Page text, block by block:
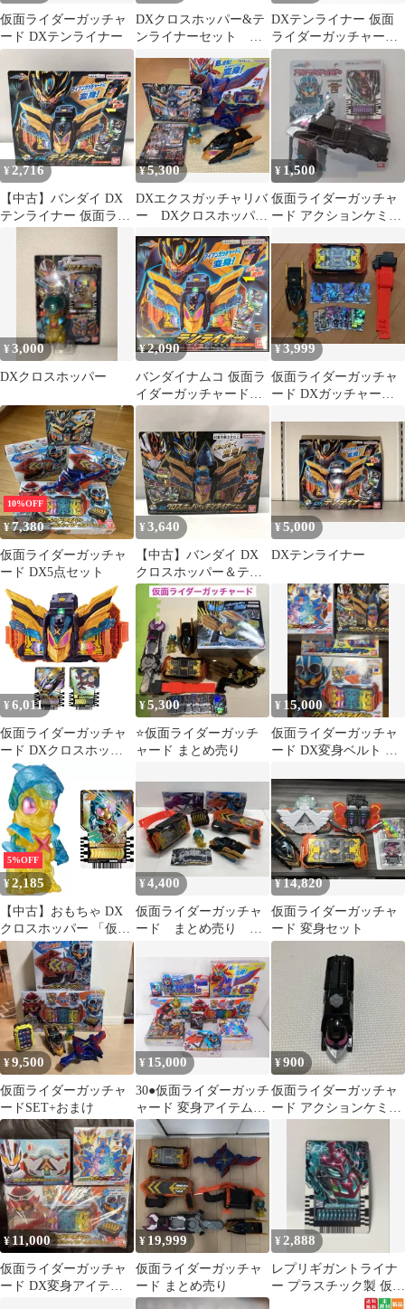
仮面ライダーガッチャ
ード DXテンライナー
DXクロスホッパー&テ
ンライナーセット 仮
DXテンライナー 仮面
ライダーガッチャード
完成トイ バンダイ
¥ 2,716
【中古】バンダイ DX
テンライナー 仮面ライ
¥5,300
DXエクスガッチャリバ
ー DXクロスホッパ
とめ売り
¥ 1,500
仮面ライダーガッチャ
ード アクションケミー
BANDAI
¥3,000
DXクロスホッパー
¥2,090
バンダイナムコ 仮面ラ
イダーガッチャード
DXテンライナー
¥3,999
仮面ライダーガッチャ
ード DXガッチャード
10%OFF
¥7,380
仮面ライダーガッチャ
ード DX5点セット
¥3,640
【中古】バンダイ DX
クロスホッパー＆テン
ライナーセット 仮面ラ
イダーガッチャード
[15]
¥5,000
DXテンライナー
¥ 6,011
仮面ライダーガッチャ
ード DXクロスホッパ
ー＆テンライナー
¥5,300
⭐️仮面ライダーガッチ
ャード まとめ売り
¥ 15,000
仮面ライダーガッチャ
ード DX変身ベルト ま
5%OFF
¥2,185
【中古】おもちゃ DX
クロスホッパー 「仮面
ライダーガッチャー
ド」
¥4,400
仮面ライダーガッチャ
ード まとめ売り
¥14,820
仮面ライダーガッチャ
ード 変身セット
¥9,500
仮面ライダーガッチャ
ードSET+おまけ
¥ 15,000
30●仮面ライダーガッチ
ャード 変身アイテムセ
ット NH0623-2
¥900
仮面ライダーガッチャ
ード アクションケミー
¥ 11,000
仮面ライダーガッチャ
ード DX変身アイテム3
¥ 19,999
仮面ライダーガッチャ
ード まとめ売り
¥ 2,888
レプリギガントライナ
ー プラスチック製 仮面
ライダーガッチャード